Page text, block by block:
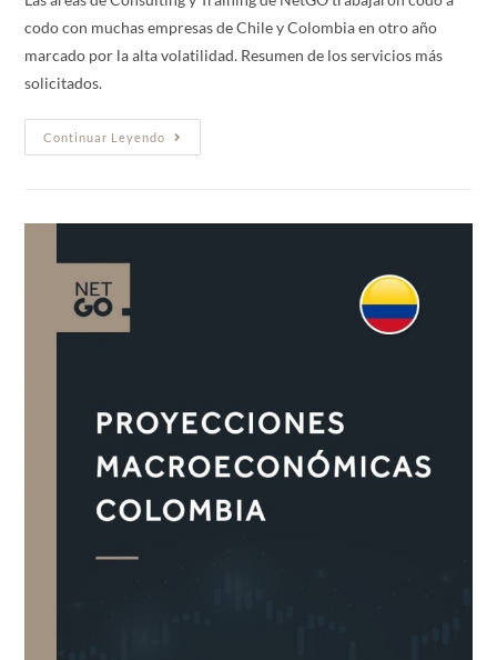
codo con muchas empresas de Chile y Colombia en otro año
marcado por la alta volatilidad. Resumen de los servicios más
solicitados.
Continuar Leyendo